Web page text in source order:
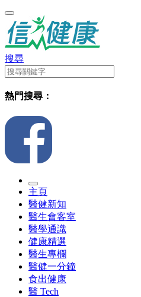
搜尋
熱門搜尋：
主頁
醫健新知
醫生會客室
醫學通識
健康精選
醫生專欄
醫健一分鐘
食出健康
醫 Tech